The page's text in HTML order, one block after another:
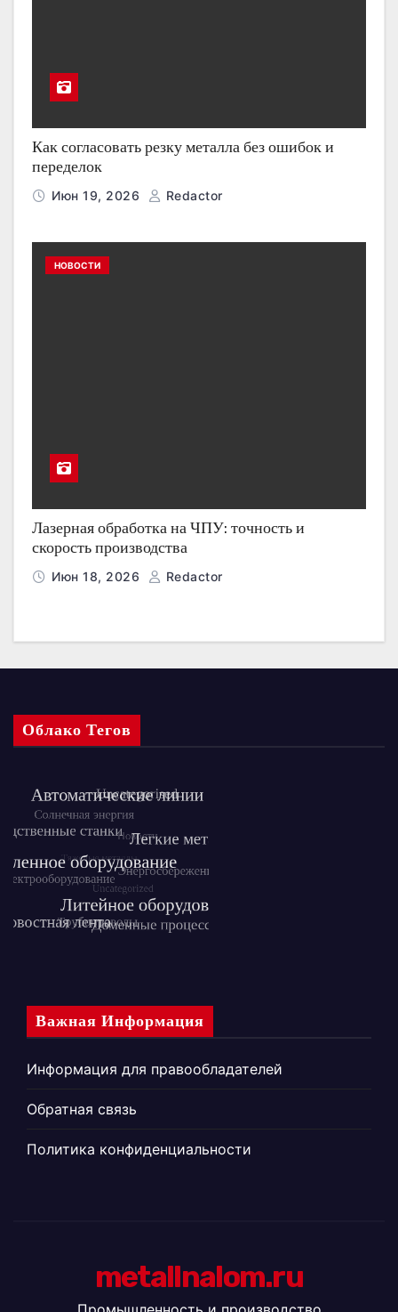
Как согласовать резку металла без ошибок и
переделок
Июн 19, 2026 Redactor
НОВОСТИ
Лазерная обработка на ЧПУ: точность и
скорость производства
Июн 18, 2026 Redactor
Облако Тегов
Важная Информация
Информация для правообладателей
Обратная связь
Политика конфиденциальности
metallnalom.ru